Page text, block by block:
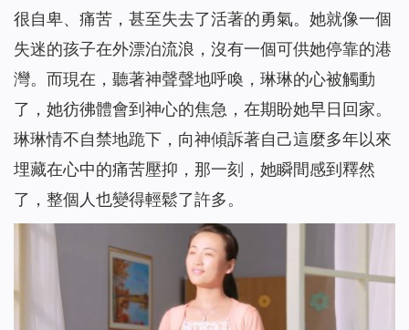
很自卑、痛苦，甚至失去了活著的勇氣。她就像一個
失迷的孩子在外漂泊流浪，沒有一個可供她停靠的港
灣。而現在，聽著神聲聲地呼喚，琳琳的心被觸動
了，她彷彿體會到神心的焦急，在期盼她早日回家。
琳琳情不自禁地跪下，向神傾訴著自己這麼多年以來
埋藏在心中的痛苦壓抑，那一刻，她瞬間感到釋然
了，整個人也變得輕鬆了許多。